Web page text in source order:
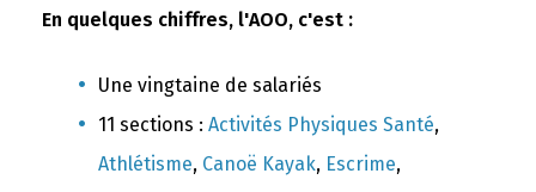
En quelques chiffres, l'AOO, c'est :
Une vingtaine de salariés
11 sections : Activités Physiques Santé,
Athlétisme, Canoë Kayak, Escrime,